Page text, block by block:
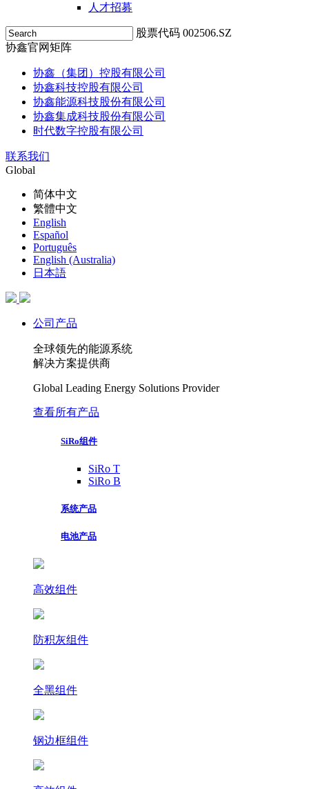
人才招募
股票代码 002506.SZ
协鑫官网矩阵
协鑫（集团）控股有限公司
协鑫科技控股有限公司
协鑫能源科技股份有限公司
协鑫集成科技股份有限公司
时代数字控股有限公司
联系我们
Global
简体中文
繁體中文
English
Español
Português
English (Australia)
日本語
公司产品
全球领先的能源系统
解决方案提供商
Global Leading Energy Solutions Provider
查看所有产品
SiRo组件
SiRo T
SiRo B
系统产品
电池产品
高效组件
防积灰组件
全黑组件
钢边框组件